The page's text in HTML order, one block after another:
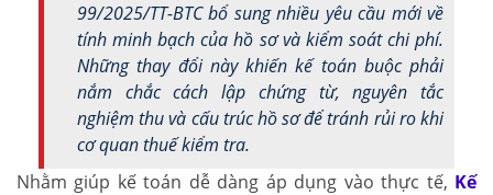
99/2025/TT-BTC bổ sung nhiều yêu cầu mới về
tính minh bạch của hồ sơ và kiểm soát chi phí.
Những thay đổi này khiến kế toán buộc phải
nắm chắc cách lập chứng từ, nguyên tắc
nghiệm thu và cấu trúc hồ sơ để tránh rủi ro khi
cơ quan thuế kiểm tra.
Nhằm giúp kế toán dễ dàng áp dụng vào thực tế, Kế